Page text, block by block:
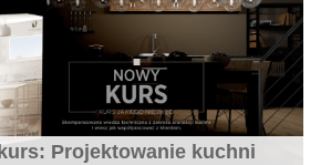
Projektowanie kuchni